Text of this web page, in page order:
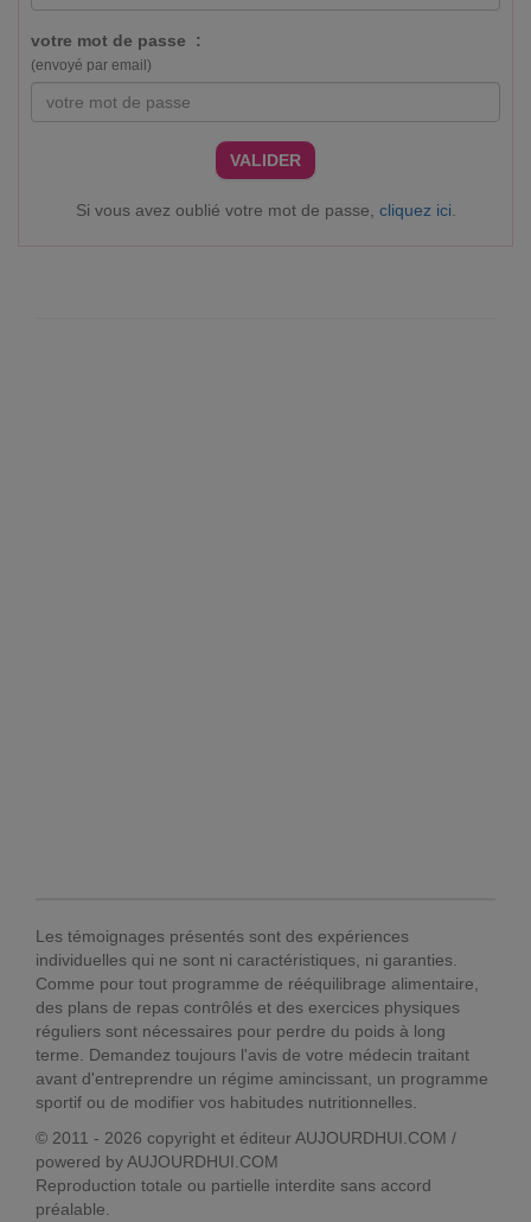
votre mot de passe :
(envoyé par email)
VALIDER
Si vous avez oublié votre mot de passe, cliquez ici
Les témoignages présentés sont des expériences
individuelles qui ne sont ni caractéristiques, ni garanties.
Comme pour tout programme de rééquilibrage alimentaire,
des plans de repas contrôlés et des exercices physiques
réguliers sont nécessaires pour perdre du poids à long
terme. Demandez toujours l'avis de votre médecin traitant
avant d'entreprendre un régime amincissant, un programme
sportif ou de modifier vos habitudes nutritionnelles.
© 2011 - 2026 copyright et éditeur AUJOURDHUI.COM /
powered by AUJOURDHUI.COM
Reproduction totale ou partielle interdite sans accord
préalable.